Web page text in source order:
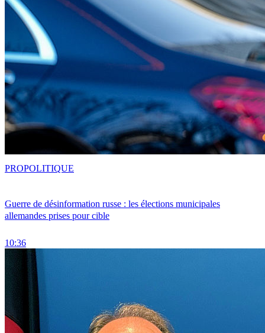
Guerre de désinformation russe : les élections municipales
allemandes prises pour cible
10:36
PROPOLITIQUE